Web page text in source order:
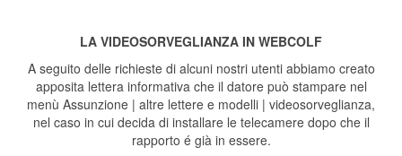
LA VIDEOSORVEGLIANZA IN WEBCOLF
A seguito delle richieste di alcuni nostri utenti abbiamo creato
apposita lettera informativa che il datore può stampare nel
menù Assunzione | altre lettere e modelli | videosorveglianza,
nel caso in cui decida di installare le telecamere dopo che il
rapporto é già in essere.